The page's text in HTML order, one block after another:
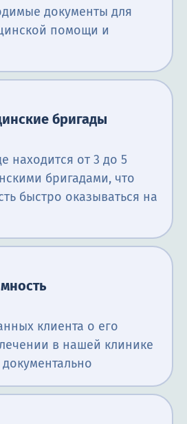
документы для
помощи и
бригады
находится от 3 до 5
бригадами, что
быстро оказываться на
клиента о его
в нашей клинике